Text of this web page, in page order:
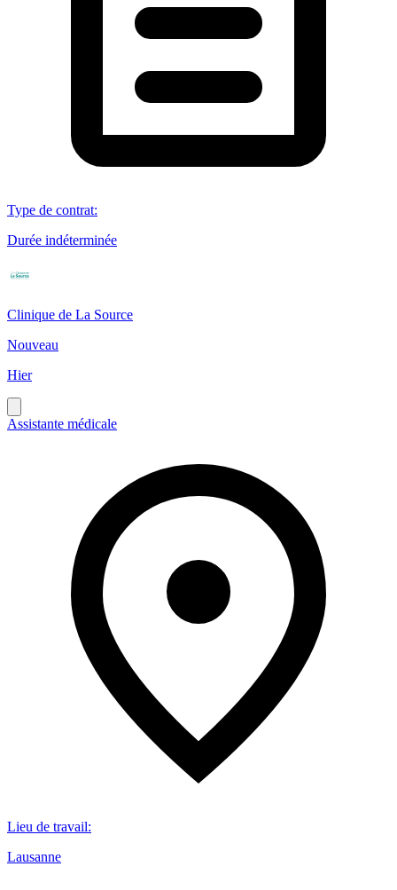
Type de contrat:
Durée indéterminée
Clinique de La Source
Nouveau
Hier
Assistante médicale
Lieu de travail:
Lausanne